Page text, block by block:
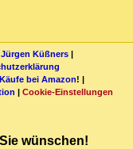
Küßners |
Käufe bei Amazon! |
| Cookie-Einstellungen
wünschen!